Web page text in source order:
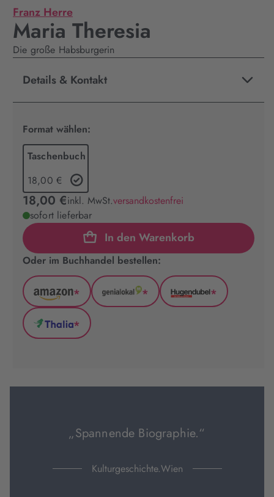
Franz Herre
Maria Theresia
Die große Habsburgerin
Details & Kontakt
Format wählen:
Taschenbuch
18,00 €
18,00 €inkl. MwSt.versandkostenfrei
sofort lieferbar
In den Warenkorb
Oder im Buchhandel bestellen:
Amazon
(wird
in
neuem
*
GenialLokal
*
Hugendubel
*
Thalia
Tab
*
„Spannende Biographie.“
Kulturgeschichte.Wien